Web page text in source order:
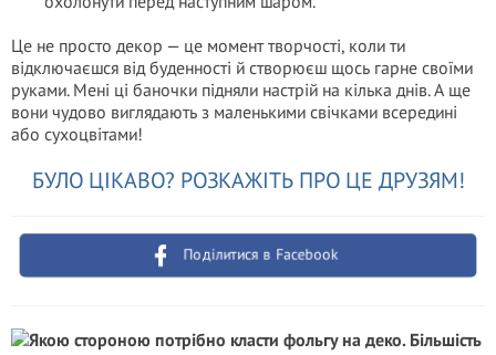
Це не просто декор — це момент творчості, коли ти
відключаєшся від буденності й створюєш щось гарне своїми
руками. Мені ці баночки підняли настрій на кілька днів. А ще
вони чудово виглядають з маленькими свічками всередині
або сухоцвітами!
БУЛО ЦІКАВО? РОЗКАЖІТЬ ПРО ЦЕ ДРУЗЯМ!
Поділитися в Facebook